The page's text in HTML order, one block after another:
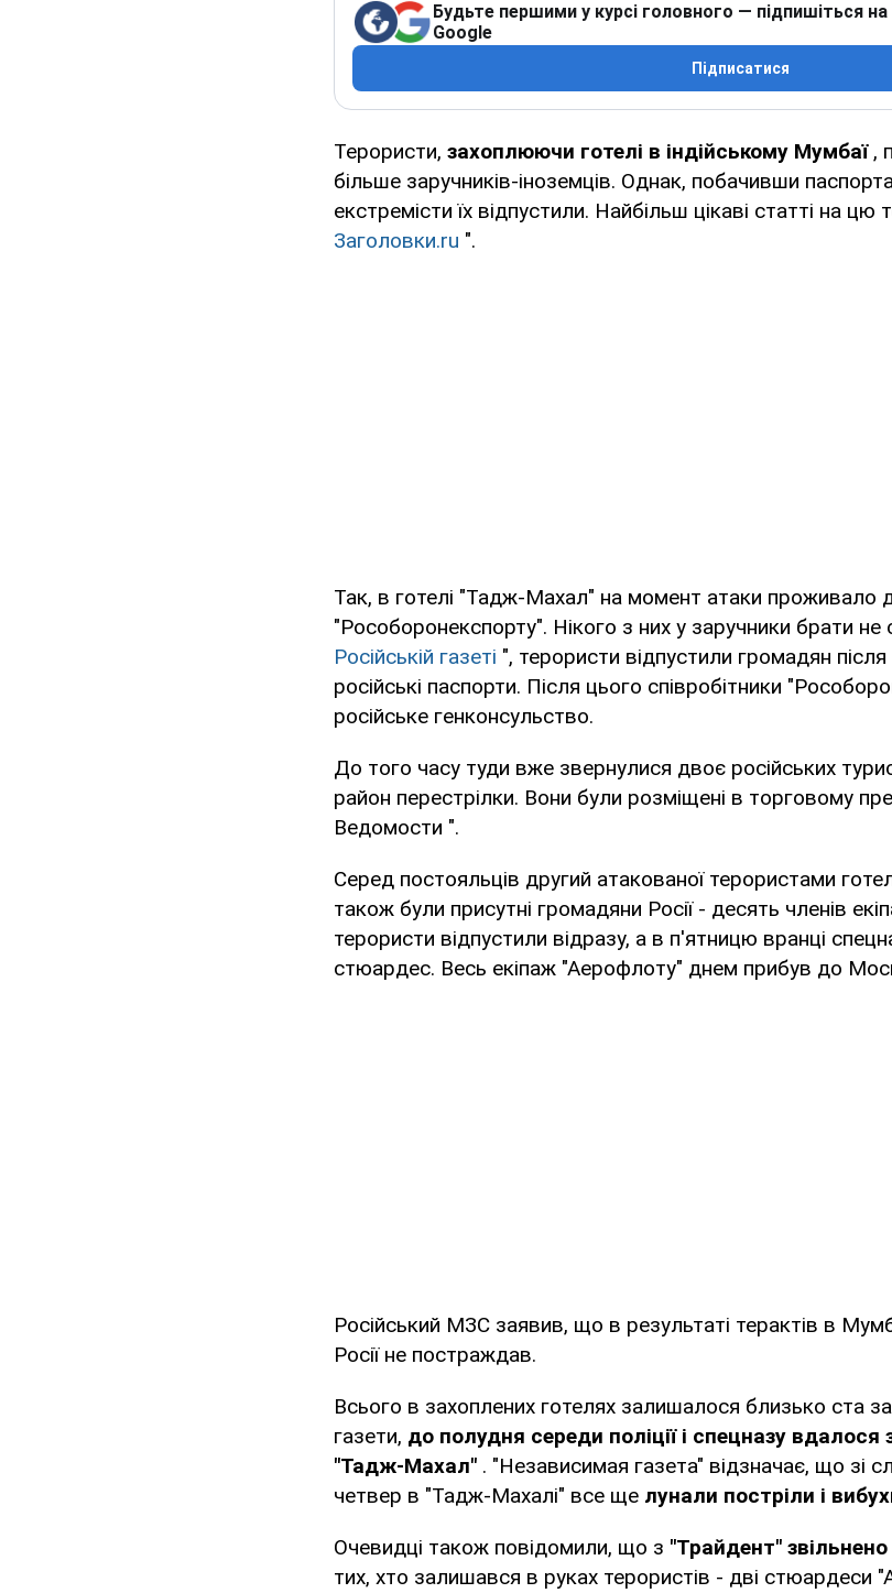
Будьте першими у курсі головного — підпишіться
Google
Підписатися
Терористи, захоплюючи готелі в індійському Мумбаї,
більше заручників-іноземців. Однак, побачивши
екстремісти їх відпустили. Найбільш цікаві статті на
Заголовки.ru ".
Так, в готелі "Тадж-Махал" на момент атаки проживало
"Рособоронекспорту". Нікого з них у заручники брати
Російській газеті ", терористи відпустили громадян
російські паспорти. Після цього співробітники
російське генконсульство.
До того часу туди вже звернулися двоє російських
район перестрілки. Вони були розміщені в торговому
Ведомости ".
Серед постояльців другий атакованої терористами
також були присутні громадяни Росії - десять членів
терористи відпустили відразу, а в п'ятницю вранці
стюардес. Весь екіпаж "Аерофлоту" днем прибув до
Російський МЗС заявив, що в результаті терактів в
Росії не постраждав.
Всього в захоплених готелях залишалося близько ста
газети, до полудня середи поліції і спецназу вдалося
"Тадж-Махал" . "Независимая газета" відзначає, що зі
четвер в "Тадж-Махалі" все ще лунали постріли і
Очевидці також повідомили, що з "Трайдент"
тих, хто залишався в руках терористів - дві стюардеси